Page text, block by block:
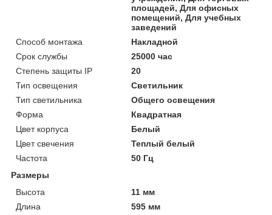
площадей, Для офисных
помещений, Для учебных
заведений
Способ монтажа
Накладной
Срок службы
25000 час
Степень защиты IP
20
Тип освещения
Светильник
Тип светильника
Общего освещения
Форма
Квадратная
Цвет корпуса
Белый
Цвет свечения
Теплый белый
Частота
50 Гц
Размеры
Высота
11 мм
Длина
595 мм